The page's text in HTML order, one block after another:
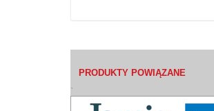
PRODUKTY POWIĄZANE
`